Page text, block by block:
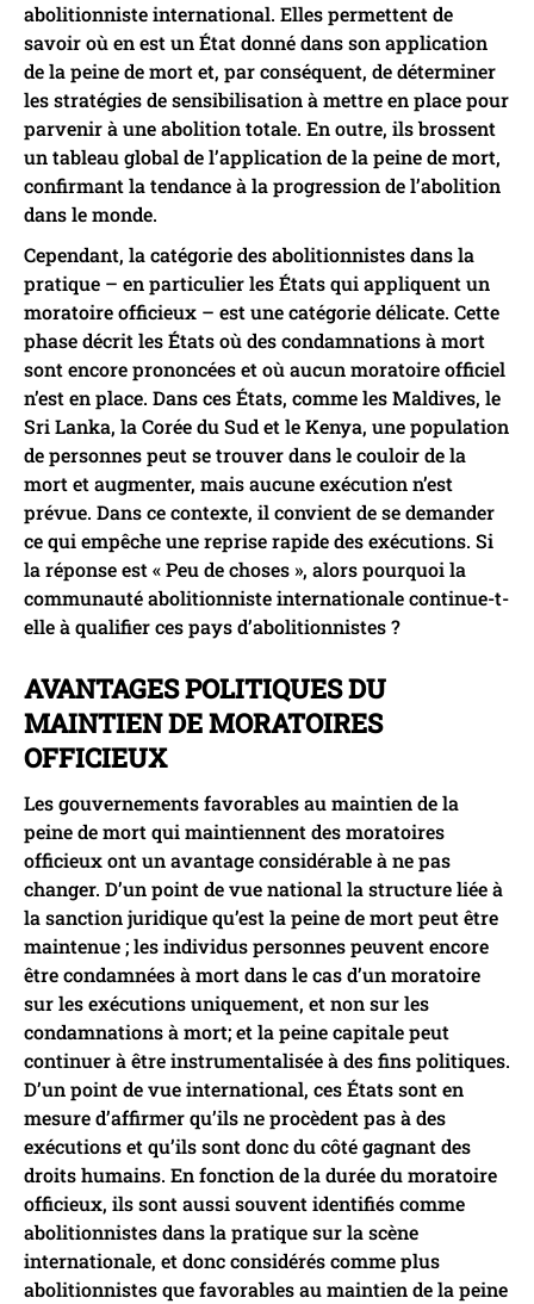
abolitionniste international. Elles permettent de
savoir où en est un État donné dans son application
de la peine de mort et, par conséquent, de déterminer
les stratégies de sensibilisation à mettre en place pour
parvenir à une abolition totale. En outre, ils brossent
un tableau global de l’application de la peine de mort,
confirmant la tendance à la progression de l’abolition
dans le monde.
Cependant, la catégorie des abolitionnistes dans la
pratique – en particulier les États qui appliquent un
moratoire officieux – est une catégorie délicate. Cette
phase décrit les États où des condamnations à mort
sont encore prononcées et où aucun moratoire officiel
n’est en place. Dans ces États, comme les Maldives, le
Sri Lanka, la Corée du Sud et le Kenya, une population
de personnes peut se trouver dans le couloir de la
mort et augmenter, mais aucune exécution n’est
prévue. Dans ce contexte, il convient de se demander
ce qui empêche une reprise rapide des exécutions. Si
la réponse est « Peu de choses », alors pourquoi la
communauté abolitionniste internationale continue-t-
elle à qualifier ces pays d’abolitionnistes ?
AVANTAGES POLITIQUES DU
MAINTIEN DE MORATOIRES
OFFICIEUX
Les gouvernements favorables au maintien de la
peine de mort qui maintiennent des moratoires
officieux ont un avantage considérable à ne pas
changer. D’un point de vue national la structure liée à
la sanction juridique qu’est la peine de mort peut être
maintenue ; les individus personnes peuvent encore
être condamnées à mort dans le cas d’un moratoire
sur les exécutions uniquement, et non sur les
condamnations à mort; et la peine capitale peut
continuer à être instrumentalisée à des fins politiques.
D’un point de vue international, ces États sont en
mesure d’affirmer qu’ils ne procèdent pas à des
exécutions et qu’ils sont donc du côté gagnant des
droits humains. En fonction de la durée du moratoire
officieux, ils sont aussi souvent identifiés comme
abolitionnistes dans la pratique sur la scène
internationale, et donc considérés comme plus
abolitionnistes que favorables au maintien de la peine